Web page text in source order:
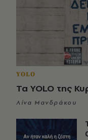
YOLO
Τα YOLO της
Λίνα Μανδράκου